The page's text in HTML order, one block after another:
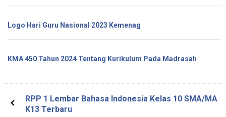
Logo Hari Guru Nasional 2023 Kemenag
KMA 450 Tahun 2024 Tentang Kurikulum Pada Madrasah
RPP 1 Lembar Bahasa Indonesia Kelas 10 SMA/MA
K13 Terbaru